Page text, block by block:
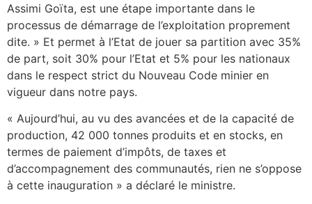
Assimi Goïta, est une étape importante dans le
processus de démarrage de l’exploitation proprement
dite. » Et permet à l’Etat de jouer sa partition avec 35%
de part, soit 30% pour l’Etat et 5% pour les nationaux
dans le respect strict du Nouveau Code minier en
vigueur dans notre pays.
« Aujourd’hui, au vu des avancées et de la capacité de
production, 42 000 tonnes produits et en stocks, en
termes de paiement d’impôts, de taxes et
d’accompagnement des communautés, rien ne s’oppose
à cette inauguration » a déclaré le ministre.